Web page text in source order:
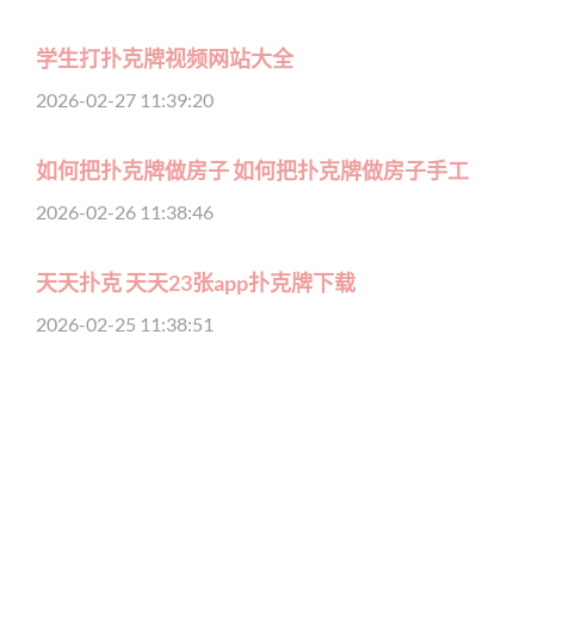
学生打扑克牌视频网站大全
2026-02-27 11:39:20
如何把扑克牌做房子 如何把扑克牌做房子手工
2026-02-26 11:38:46
天天扑克 天天23张app扑克牌下载
2026-02-25 11:38:51